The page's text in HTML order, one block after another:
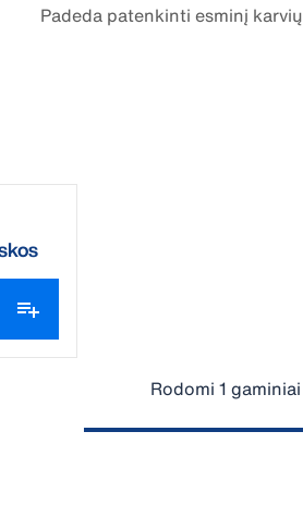
Padeda patenkinti esminį
Rodomi 1 gaminiai